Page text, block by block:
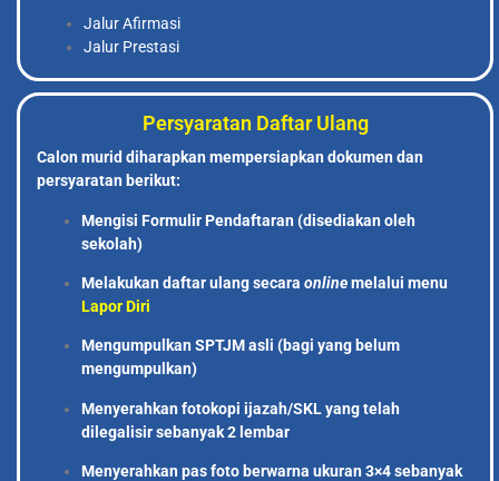
Jalur Afirmasi
Jalur Prestasi
Persyaratan Daftar Ulang
Calon murid diharapkan mempersiapkan dokumen dan
persyaratan berikut:
Mengisi Formulir Pendaftaran (disediakan oleh
sekolah)
Melakukan daftar ulang secara onlinemelalui menu
Lapor Diri
Mengumpulkan SPTJM asli (bagi yang belum
mengumpulkan)
Menyerahkan fotokopi ijazah/SKL yang telah
dilegalisir sebanyak 2 lembar
Menyerahkan pas foto berwarna ukuran 3×4 sebanyak